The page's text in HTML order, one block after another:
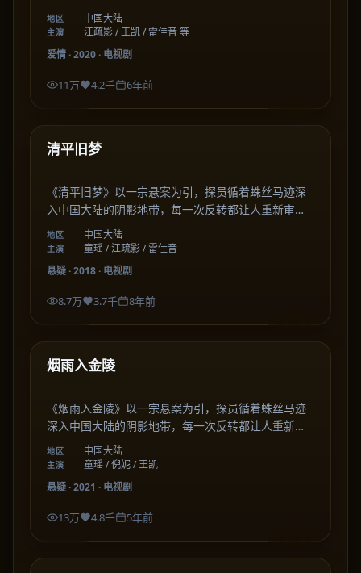
集在细腻的情感刻画中，描绘出关于成长、选择与陪
伴的温暖篇章。
地区 中国大陆
主演
江疏影 / 王凯 / 雷佳音 等
爱情·2020· 电视剧
11万 4.2千 6年前
最新
清平旧梦
《清平旧梦》以一宗悬案为引，探员循着蛛丝马迹深
入中国大陆的阴影地带，每一次反转都让人重新审视
善恶与人性的边界。
地区 中国大陆
主演
童瑶 / 江疏影 / 雷佳音
悬疑·2018· 电视剧
8.7万 3.7千 8年前
最新
烟雨入金陵
《烟雨入金陵》以一宗悬案为引，探员循着蛛丝马迹
深入中国大陆的阴影地带，每一次反转都让人重新审
视善恶与人性的边界。
地区 中国大陆
主演
童瑶 / 倪妮 / 王凯
悬疑·2021 · 电视剧
13万 4.8千 5年前